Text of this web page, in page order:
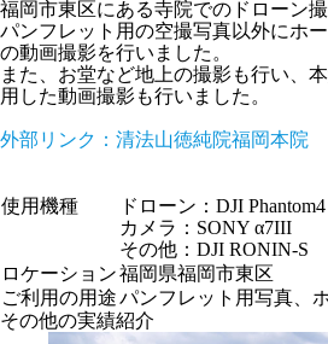
福岡市東区にある寺院でのドローン撮
パンフレット用の空撮写真以外にホ
の動画撮影を行いました。
また、お堂など地上の撮影も行い、
用した動画撮影も行いました。
外部リンク：清法山徳純院福岡本院
使用機種
ドローン：DJI
カメラ：SONY α7III
その他：DJI RONIN-S
ロケーション福岡県福岡市東区
ご利用の用途パンフレット用写真、
その他の実績紹介